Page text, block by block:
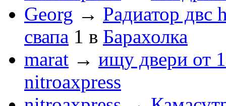
Georg → Радиатор двс
свапа 1 в Барахолка
marat → ищу двери от
nitroaxpress